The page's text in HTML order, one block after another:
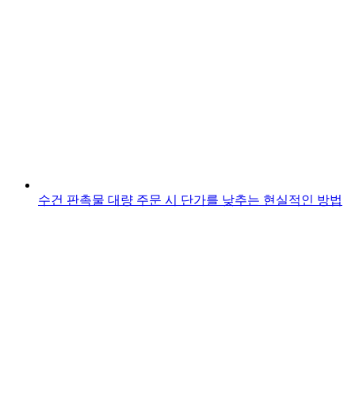
수건 판촉물 대량 주문 시 단가를 낮추는 현실적인 방법